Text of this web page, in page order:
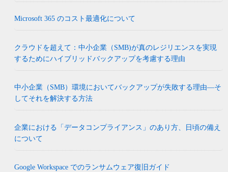
Microsoft 365 のコスト最適化について
クラウドを超えて：中小企業（SMB)が真のレジリエンスを実現
するためにハイブリッドバックアップを考慮する理由
中小企業（SMB）環境においてバックアップが失敗する理由―そ
してそれを解決する方法
企業における「データコンプライアンス」のあり方、日頃の備え
について
Google Workspace でのランサムウェア復旧ガイド